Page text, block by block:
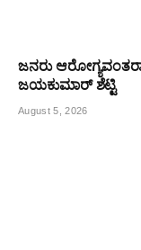
ಜನರು
ಜಯಕುಮಾರ್ ಶೆಟ್ಟಿ
August 5, 2026